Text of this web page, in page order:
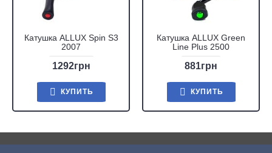
Катушка ALLUX Spin S3
2007
1292грн
КУПИТЬ
Катушка ALLUX Green
Line Plus 2500
881грн
КУПИТЬ